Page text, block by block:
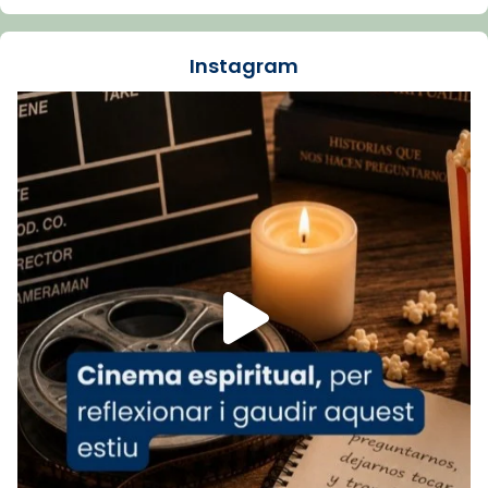
dos mesos, a l'Estadi Lluís Companys, la
Recupera l'entrevista comp
Vatican
tican News 👇
www.vaticannews.va/es/iglesia/news/2026-
07/carmina-historia-depresion-papa-viaje-
espana-testimoni...
Foto
View on Facebook · Share
Arquebisbat de Barcelona
1 week ago
«Avui les santes Juliana i Semproniana ens
ajuden a alçar la mirada»
Instagram